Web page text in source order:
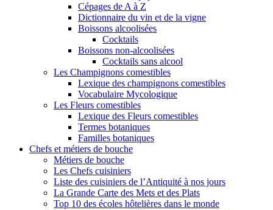
Cépages de A à Z
Dictionnaire du vin et de la vigne
Boissons alcoolisées
Cocktails
Boissons non-alcoolisées
Cocktails sans alcool
Les Champignons comestibles
Lexique des champignons comestibles
Vocabulaire Mycologique
Les Fleurs comestibles
Lexique des Fleurs comestibles
Termes botaniques
Familles botaniques
Chefs et métiers de bouche
Métiers de bouche
Les Chefs cuisiniers
Liste des cuisiniers de l’Antiquité à nos jours
La Grande Carte des Mets et des Plats
Top 10 des écoles hôtelières dans le monde